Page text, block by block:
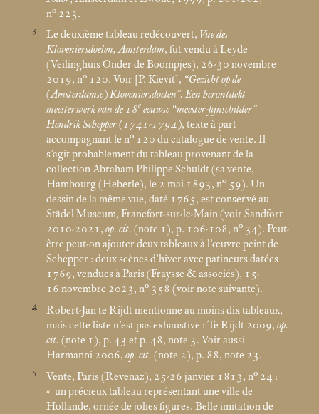
n° 223.
3 Le deuxième tableau redécouvert, Vue des
Kloveniersdoelen, Amsterdam, fut vendu à Leyde
(Veilinghuis Onder de Boompjes), 26-30 novembre
2019, n° 120. Voir [P. Kievit], “Gezicht op de
(Amsterdamse) Kloveniersdoelen”. Een herontdekt
meesterwerk van de 18e eeuwse “meester-fijnschilder”
Hendrik Schepper (1741-1794), texte à part
accompagnant le n° 120 du catalogue de vente. Il
s’agit probablement du tableau provenant de la
collection Abraham Philippe Schuldt (sa vente,
Hambourg (Heberle), le 2 mai 1893, n° 59). Un
dessin de la même vue, daté 1765, est conservé au
Städel Museum, Francfort-sur-le-Main (voir Sandfort
2010-2021, op. cit. (note 1), p. 106-108, n° 34). Peut-
être peut-on ajouter deux tableaux à l’œuvre peint de
Schepper : deux scènes d’hiver avec patineurs datées
1769, vendues à Paris (Fraysse & associés), 15-
16 novembre 2023, n° 358 (voir note suivante).
4
Robert-Jan te Rijdt mentionne au moins dix tableaux,
mais cette liste n’est pas exhaustive : Te Rijdt 2009, op.
cit. (note 1), p. 43 et p. 48, note 3. Voir aussi
Harmanni 2006, op. cit. (note 2), p. 88, note 23.
5
Vente, Paris (Revenaz), 25-26 janvier 1813, n° 24 :
« un précieux tableau représentant une ville de
Hollande, ornée de jolies figures. Belle imitation de